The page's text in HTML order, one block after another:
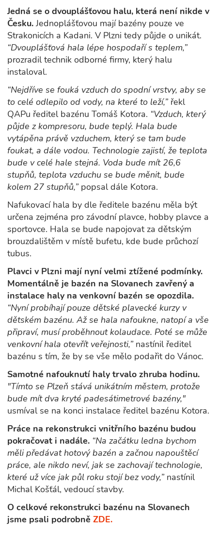
Jedná se o dvouplášťovou halu, která není nikde v
Česku.Jednoplášťovou mají bazény pouze ve
Strakonicích a Kadani. V Plzni tedy půjde o unikát.
“Dvouplášťová hala lépe hospodaří s teplem,”
prozradil technik odborné firmy, který halu
instaloval.
“Nejdříve se fouká vzduch do spodní vrstvy, aby se
to celé odlepilo od vody, na které to leží,” řekl
QAPu ředitel bazénu Tomáš Kotora. “Vzduch, který
půjde z kompresoru, bude teplý. Hala bude
vytápěna právě vzduchem, který se tam bude
foukat, a dále vodou. Technologie zajistí, že teplota
bude v celé hale stejná. Voda bude mít 26,6
stupňů, teplota vzduchu se bude měnit, bude
kolem 27 stupňů,” popsal dále Kotora.
Nafukovací hala by dle ředitele bazénu měla být
určena zejména pro závodní plavce, hobby plavce a
sportovce. Hala se bude napojovat za dětským
brouzdalištěm v místě bufetu, kde bude průchozí
tubus.
Plavci v Plzni mají nyní velmi ztížené podmínky.
Momentálně je bazén na Slovanech zavřený a
instalace haly na venkovní bazén se opozdila.
“Nyní probíhají pouze dětské plavecké kurzy v
dětském bazénu. Až se hala nafoukne, natopí a vše
připraví, musí proběhnout kolaudace. Poté se může
venkovní hala otevřít veřejnosti,” nastínil ředitel
bazénu s tím, že by se vše mělo podařit do Vánoc.
Samotné nafouknutí haly trvalo zhruba hodinu.
"Tímto se Plzeň stává unikátním městem, protože
bude mít dva kryté padesátimetrové bazény,"
usmíval se na konci instalace ředitel bazénu Kotora.
Práce na rekonstrukci vnitřního bazénu budou
pokračovat i nadále. “Na začátku ledna bychom
měli předávat hotový bazén a začnou napouštěcí
práce, ale nikdo neví, jak se zachovají technologie,
které už více jak půl roku stojí bez vody,” nastínil
Michal Košťál, vedoucí stavby.
O celkové rekonstrukci bazénu na Slovanech
jsme psali podrobně ZDE.